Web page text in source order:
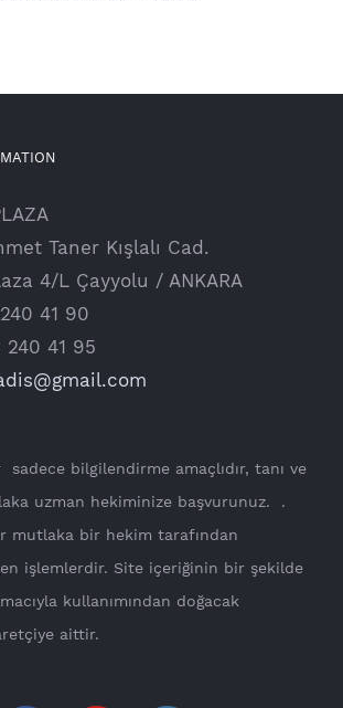
Taner Kışlalı Cad.
4/L Çayyolu / ANKARA
41 90
41 95
bilgilendirme amaçlıdır, tanı ve
uzman hekiminize başvurunuz. .
mutlaka bir hekim tarafından
işlemlerdir. Site içeriğinin bir şekilde
kullanımından doğacak
aittir.